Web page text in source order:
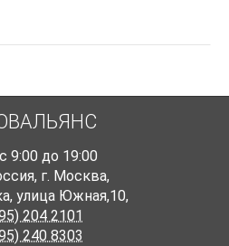
9:00 до 19:00
, г. Москва,
улица Южная,10,
204 2101
240 8303